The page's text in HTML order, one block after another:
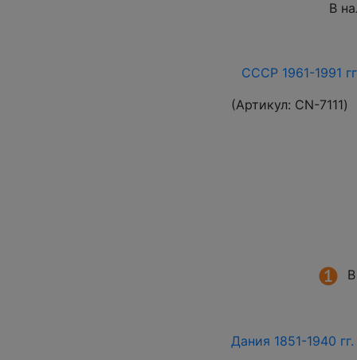
В
СССР 1961-1991
(Артикул: СN-7111)
Дания 1851-1940